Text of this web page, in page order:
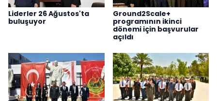
Liderler 26 Ağustos'ta
buluşuyor
Ground2Scale+
programının ikinci
dönemi için başvurular
açıldı